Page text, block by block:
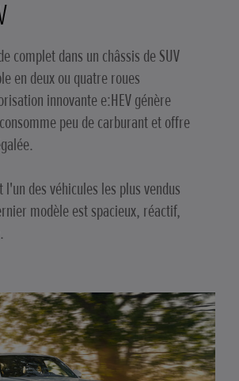
complet dans un châssis de SUV
en deux ou quatre roues
innovante e:HEV génère
peu de carburant et offre
l'un des véhicules les plus vendus
modèle est spacieux, réactif,